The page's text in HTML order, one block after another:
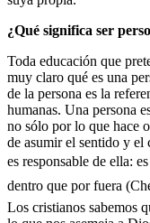
¿Qué significa ser
Toda educación que
muy claro qué es una
de la persona es la
humanas. Una persona
no sólo por lo que hace
de asumir el sentido y
es responsable de ella: es
dentro que por fuera
Los cristianos sabemos